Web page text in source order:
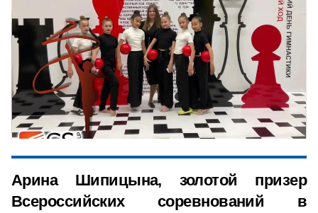
Арина Шипицына, золотой призер
Всероссийских соревнований в